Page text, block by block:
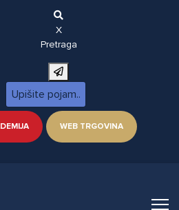
X
Pretraga
WEB TRGOVINA